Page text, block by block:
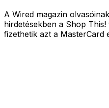
A Wired magazin
hirdetésekben a Shop
fizethetik azt a MasterCard